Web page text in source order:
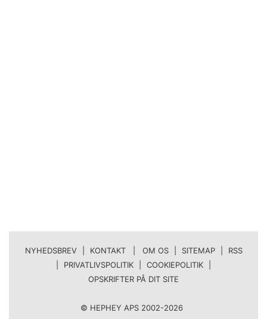
NYHEDSBREV KONTAKT | OM OS SITEMAP
RSS
PRIVATLIVSPOLITIK COOKIEPOLITIK
OPSKRIFTER PÅ DIT SITE
© HEPHEY APS 2002-2026